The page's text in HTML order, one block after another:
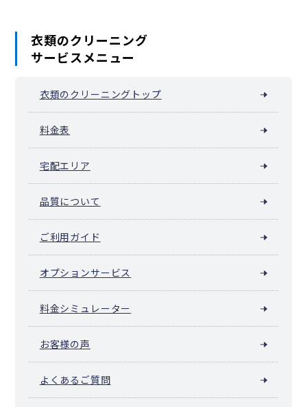
衣類のクリーニング
サービスメニュー
衣類のクリーニングトップ
料金表
宅配エリア
品質について
ご利用ガイド
オプションサービス
料金シミュレーター
お客様の声
よくあるご質問